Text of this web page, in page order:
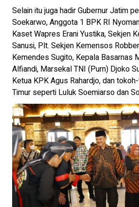
Selain itu juga hadir Gubernur Jatim
Soekarwo, Anggota 1 BPK RI
Kaset Wapres Erani Yustika, Sekjen
Sanusi, Plt. Sekjen Kemensos
Kemendes Sugito, Kepala Basarnas
Alfiandi, Marsekal TNI (Purn) Djoko
Ketua KPK Agus Rahardjo, dan
Timur seperti Luluk Soemiarso dan